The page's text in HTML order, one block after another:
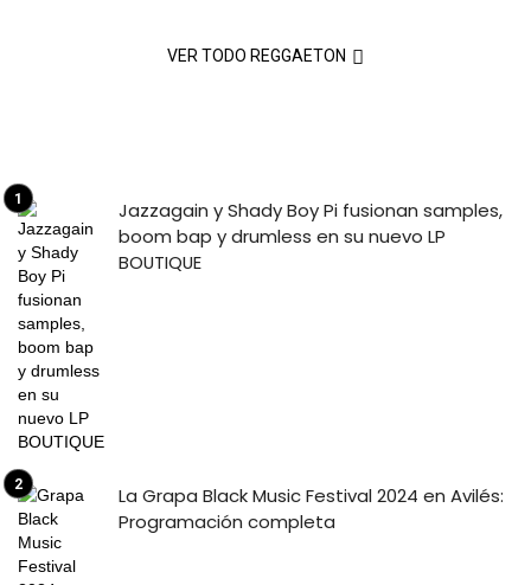
VER TODO REGGAETON
Jazzagain y Shady Boy Pi fusionan samples,
boom bap y drumless en su nuevo LP
BOUTIQUE
La Grapa Black Music Festival 2024 en Avilés:
Programación completa